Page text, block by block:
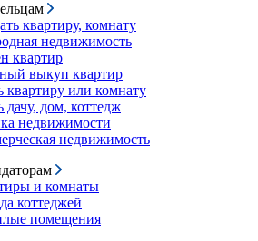
квартиру, комнату
недвижимость
квартир
выкуп квартир
квартиру или комнату
дачу, дом, коттедж
недвижимости
недвижимость
и комнаты
коттеджей
помещения